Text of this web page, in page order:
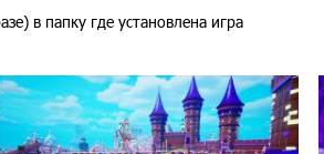
в папку где установлена игра